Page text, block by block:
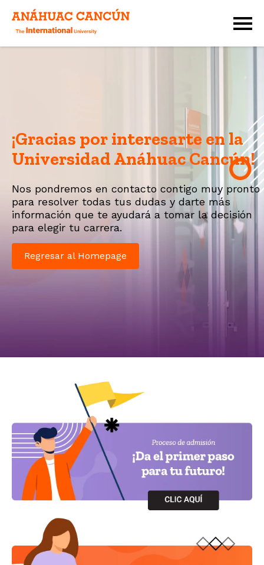
¡Gracias por interesarte en la
UniversidadAnáhuac Cancún!
Nos pondremos en contacto contigo muy pronto
para resolver todas tus dudas y darte más
información que te ayudará a tomar la decisión
para elegir tu carrera.
Regresar al Homepage